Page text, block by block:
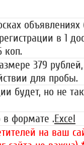
объявлениях
в 1
коп.
379
для пробы.
будет, но не
в формате .Excel
на ваш